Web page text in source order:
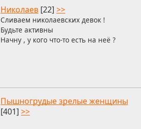
Николаев [22] >>
Сливаем николаевских девок !
Будьте активны
Начну , у кого что-то есть на неё ?
Пышногрудые зрелые женщины
[401] >>